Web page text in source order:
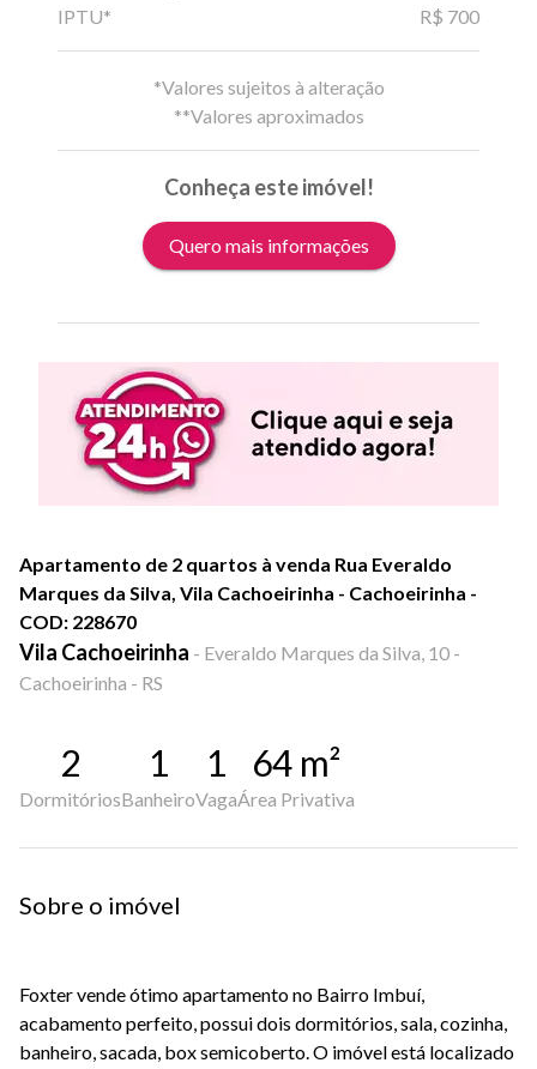
IPTU*
R$ 700
*Valores sujeitos à alteração
**Valores aproximados
Conheça este imóvel!
Quero mais informações
Apartamento de 2 quartos à venda Rua Everaldo
Marques da Silva, Vila Cachoeirinha - Cachoeirinha -
COD: 228670
Vila Cachoeirinha - Everaldo Marques da Silva, 10 -
Cachoeirinha - RS
2
Dormitórios
1
Banheiro
1
Vaga
64 m²
Área Privativa
Sobre o imóvel
Foxter vende ótimo apartamento no Bairro Imbuí,
acabamento perfeito, possui dois dormitórios, sala, cozinha,
banheiro, sacada, box semicoberto. O imóvel está localizado